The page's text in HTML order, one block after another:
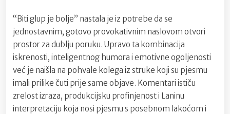
“Biti glup je bolje” nastala je iz potrebe da se
jednostavnim, gotovo provokativnim naslovom otvori
prostor za dublju poruku. Upravo ta kombinacija
iskrenosti, inteligentnog humora i emotivne ogoljenosti
već je naišla na pohvale kolega iz struke koji su pjesmu
imali prilike čuti prije same objave. Komentari ističu
zrelost izraza, produkcijsku profinjenost i Laninu
interpretaciju koja nosi pjesmu s posebnom lakoćom i